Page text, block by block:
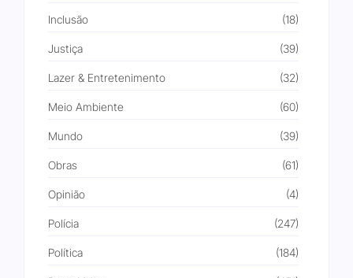
Inclusão (18)
Justiça (39)
Lazer & Entretenimento (32)
Meio Ambiente (60)
Mundo (39)
Obras (61)
Opinião (4)
Polícia (247)
Política (184)